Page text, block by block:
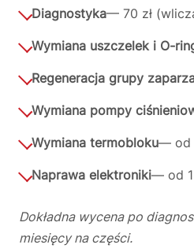
Diagnostyka— 70 zł
Wymiana uszczelek i O-
Regeneracja grupy
Wymiana pompy
Wymiana termobloku— od
Naprawa elektroniki— od
Dokładna wycena po
miesięcy na części.